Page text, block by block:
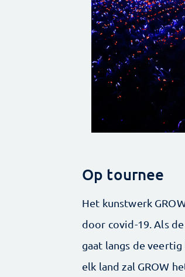
Op tournee
Het kunstwerk
door covid-19. Als
gaat langs de veertig
elk land zal GROW